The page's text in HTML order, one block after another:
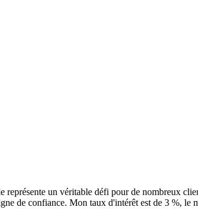
un véritable défi pour de nombreux
de confiance. Mon taux d'intérêt est de 3 %, le